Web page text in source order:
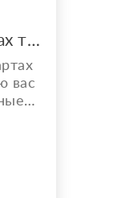
Гадание на картах таро
вас